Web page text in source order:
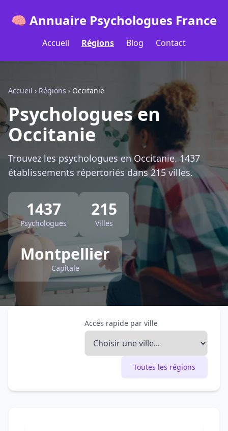
🧠 Annuaire Psychologues France
Accueil Régions Blog Contact
Accueil › Régions › Occitanie
Psychologues en
Occitanie
Trouvez les psychologues en Occitanie. 1437
établissements répertoriés dans 215 villes.
1437
Psychologues
215
Villes
Montpellier
Capitale
Accès rapide par ville
Toutes les régions